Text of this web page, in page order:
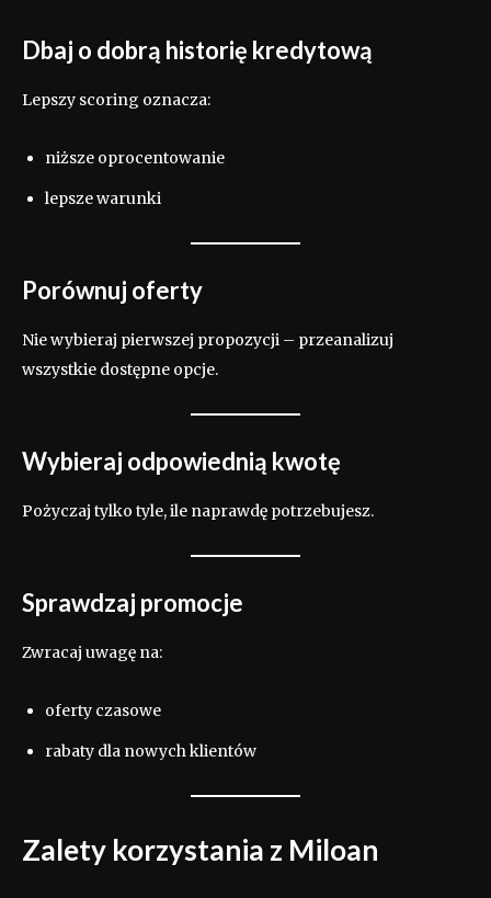
Dbaj o dobrą historię kredytową
Lepszy scoring oznacza:
niższe oprocentowanie
lepsze warunki
Porównuj oferty
Nie wybieraj pierwszej propozycji – przeanalizuj
wszystkie dostępne opcje.
Wybieraj odpowiednią kwotę
Pożyczaj tylko tyle, ile naprawdę potrzebujesz.
Sprawdzaj promocje
Zwracaj uwagę na:
oferty czasowe
rabaty dla nowych klientów
Zalety korzystania z Miloan